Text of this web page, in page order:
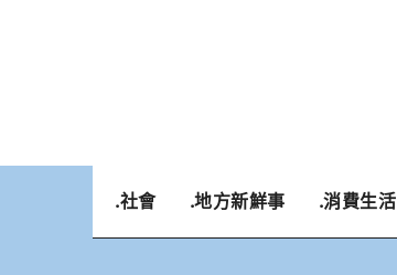
.社會 .地方新鮮事 .消費生活